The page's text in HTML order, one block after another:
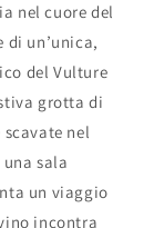
nel cuore del
di un’unica,
del Vulture
grotta di
nel
sala
un viaggio
incontra